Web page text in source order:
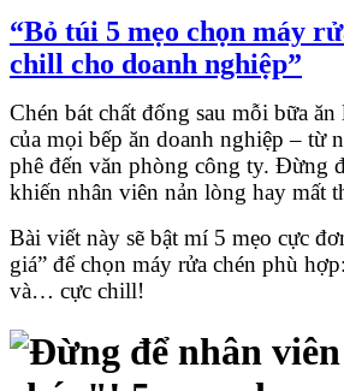
“Bỏ túi 5 mẹo chọn máy
chill cho doanh nghiệp”
Chén bát chất đống sau mỗi bữa
của mọi bếp ăn doanh nghiệp – từ
phê đến văn phòng công ty. Đừng
khiến nhân viên nản lòng hay mất
Bài viết này sẽ bật mí 5 mẹo cực
giá” để chọn máy rửa chén phù
và… cực chill!